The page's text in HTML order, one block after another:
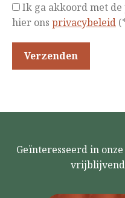
Ik ga akkoord met
hier ons privacybeleid
Geïnteresseerd in
vrijblijvend